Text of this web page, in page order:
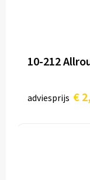
10-212
adviesprijs €